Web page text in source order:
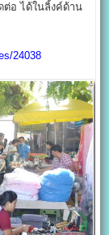
ต่อ ได้ในลิ้งค์ด้าน
24038